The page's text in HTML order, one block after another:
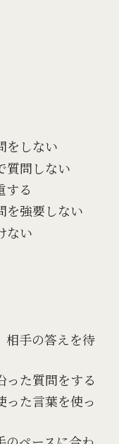
をしない
問しない
する
強要しない
ない
手の答えを待
た質問をする
た言葉を使っ